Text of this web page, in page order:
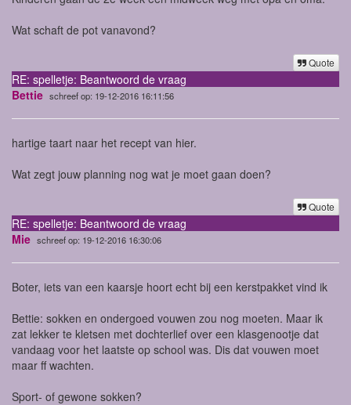
Wat schaft de pot vanavond?
Quote
RE: spelletje: Beantwoord de vraag
Bettie schreef op: 19-12-2016 16:11:56
hartige taart naar het recept van hier.
Wat zegt jouw planning nog wat je moet gaan doen?
Quote
RE: spelletje: Beantwoord de vraag
Mie schreef op: 19-12-2016 16:30:06
Boter, iets van een kaarsje hoort echt bij een kerstpakket vind ik
Bettie: sokken en ondergoed vouwen zou nog moeten. Maar ik
zat lekker te kletsen met dochterlief over een klasgenootje dat
vandaag voor het laatste op school was. Dis dat vouwen moet
maar ff wachten.
Sport- of gewone sokken?